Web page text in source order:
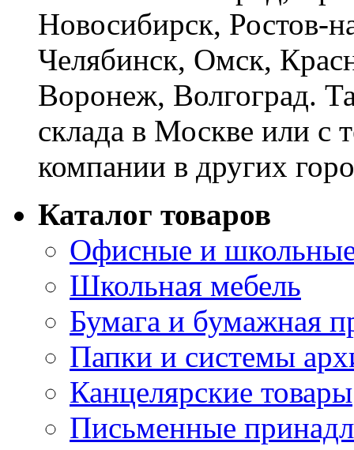
Новосибирск, Ростов-
Челябинск, Омск,
Воронеж, Волгоград.
склада в Москве или с
компании в других
Каталог товаров
Офисные и
Школьная мебель
Бумага и бумажная
Папки и системы
Канцелярские товары
Письменные